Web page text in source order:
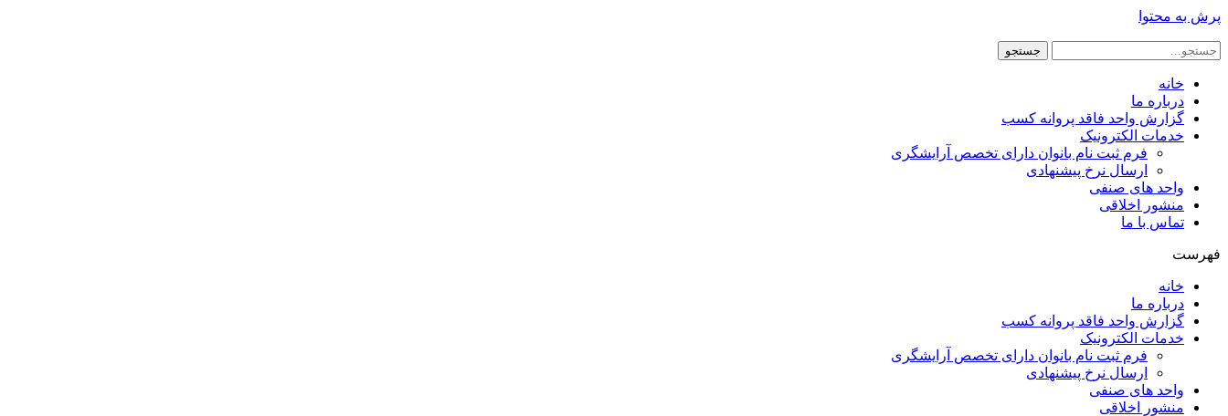
پرش به محتوا
جستجو
خانه
درباره ما
گزارش واحد فاقد پروانه کسب
خدمات الکترونیک
فرم ثبت نام بانوان دارای تخصص آرایشگری
ارسال نرخ پیشنهادی
واحد های صنفی
منشور اخلاقی
تماس با ما
فهرست
خانه
درباره ما
گزارش واحد فاقد پروانه کسب
خدمات الکترونیک
فرم ثبت نام بانوان دارای تخصص آرایشگری
ارسال نرخ پیشنهادی
واحد های صنفی
منشور اخلاقی